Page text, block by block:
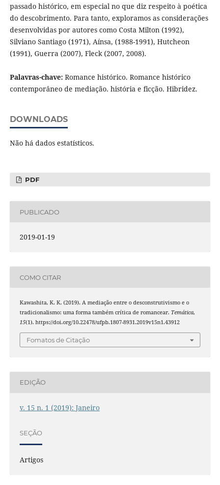
passado histórico, em especial no que diz respeito à poética
do descobrimento. Para tanto, exploramos as considerações
desenvolvidas por autores como Costa Milton (1992),
Silviano Santiago (1971), Aínsa, (1988-1991), Hutcheon
(1991), Guerra (2007), Fleck (2007, 2008).
Palavras-chave:Romance histórico. Romance histórico
contemporâneo de mediação. história e ficção. Hibridez.
DOWNLOADS
Não há dados estatísticos.
PDF
PUBLICADO
2019-01-19
COMO CITAR
Kawashita, K. K. (2019). A mediação entre o desconstrutivismo e o
tradicionalismo: uma forma também crítica de romancear. Temática,
15(1). https://doi.org/10.22478/ufpb.1807-8931.2019v15n1.43912
Fomatos de Citação
EDIÇÃO
v. 15 n. 1 (2019): Janeiro
SEÇÃO
Artigos